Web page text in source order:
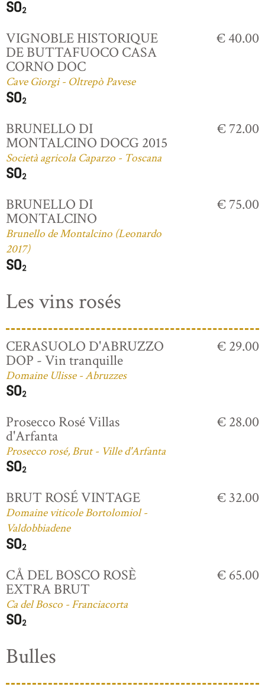
VIGNOBLE HISTORIQUE
DE BUTTAFUOCO CASA
CORNO DOC
Cave Giorgi - Oltrepò Pavese
€ 40.00
BRUNELLO DI
MONTALCINO DOCG 2015
Società agricola Caparzo - Toscana
€ 72.00
BRUNELLO DI
MONTALCINO
Brunello de Montalcino (Leonardo
2017)
€ 75.00
Les vins rosés
CERASUOLO D'ABRUZZO
DOP - Vin tranquille
Domaine Ulisse - Abruzzes
€ 29.00
Prosecco Rosé Villas
d'Arfanta
Prosecco rosé, Brut - Ville d'Arfanta
€ 28.00
BRUT ROSÉ VINTAGE
Domaine viticole Bortolomiol -
Valdobbiadene
€ 32.00
CÅ DEL BOSCO ROSÈ
EXTRA BRUT
Ca del Bosco - Franciacorta
€ 65.00
Bulles